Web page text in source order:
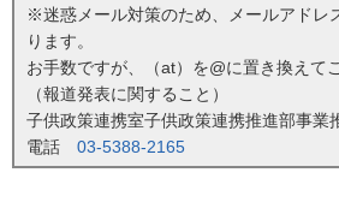
※迷惑メール対策のため、メールアドレ
ります。
お手数ですが、（at）を@に置き換えて
（報道発表に関すること）
子供政策連携室子供政策連携推進部事業
電話 03-5388-2165